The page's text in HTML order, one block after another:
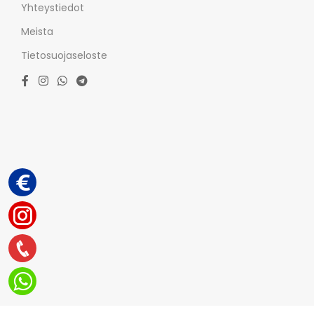
Yhteystiedot
Meista
Tietosuojaseloste